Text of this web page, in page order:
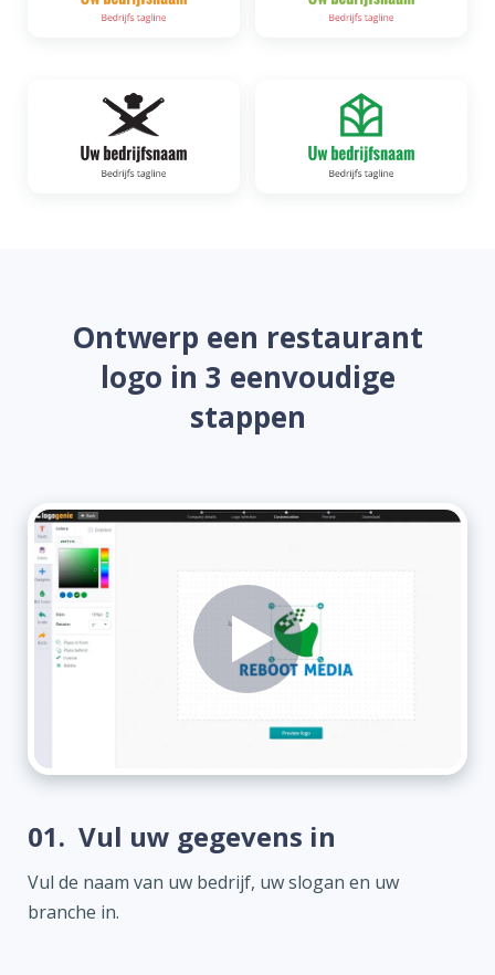
Ontwerp een restaurant
logo in 3 eenvoudige
stappen
01. Vul uw gegevens in
Vul de naam van uw bedrijf, uw slogan en uw
branche in.